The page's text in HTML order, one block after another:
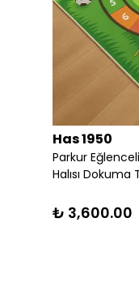
Has 1950
Çarpım Tablosu Eğitici
Dokuma Taban Dijital
₺ 800.00